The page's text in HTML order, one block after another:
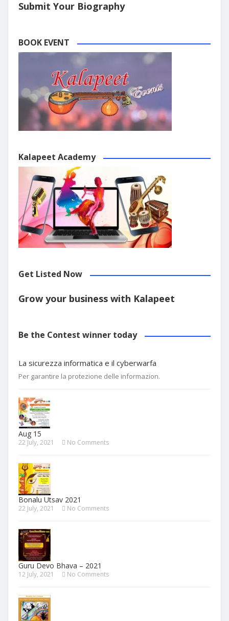
Submit Your Biography
BOOK EVENT
Kalapeet Academy
Get Listed Now
Grow your business with Kalapeet
Be the Contest winner today
La sicurezza informatica e il cyberwarfa
Per garantire la protezione delle informazion.
Aug 15
22 July, 2021 No Comments
Bonalu Utsav 2021
22 July, 2021 No Comments
Guru Devo Bhava – 2021
12 July, 2021 No Comments